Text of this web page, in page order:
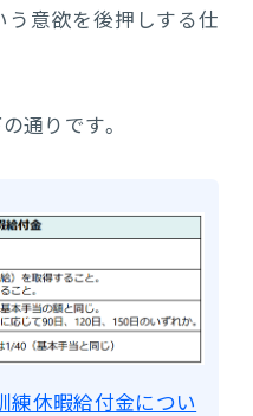
う意欲を後押しする仕
通りです。
練休暇給付金につい